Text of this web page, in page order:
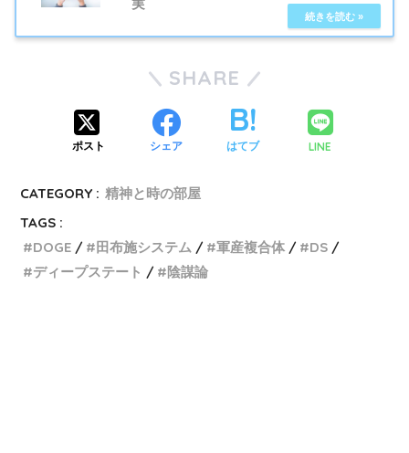
SHARE
ポスト シェア はてブ LINE
CATEGORY : 精神と時の部屋
TAGS :
DOGE
田布施システム 軍産複合体
DS
ディープステート
陰謀論